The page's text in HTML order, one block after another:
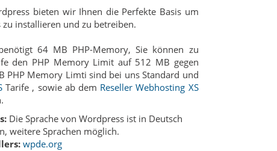
bieten wir Ihnen die Perfekte Basis um
installieren und zu betreiben.
64 MB PHP-Memory, Sie können zu
den PHP Memory Limit auf 512 MB gegen
PHP Memory Limti sind bei uns Standard und
Tarife , sowie ab dem Reseller Webhosting XS
Die Sprache von Wordpress ist in Deutsch
weitere Sprachen möglich.
wpde.org